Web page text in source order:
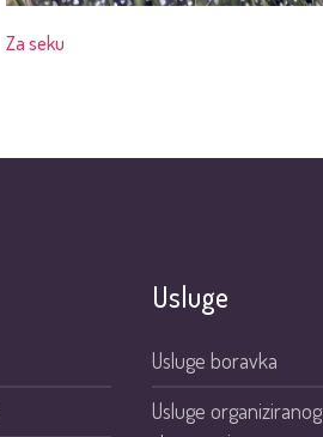
Za seku
Usluge
Usluge boravka
Usluge organiziranog